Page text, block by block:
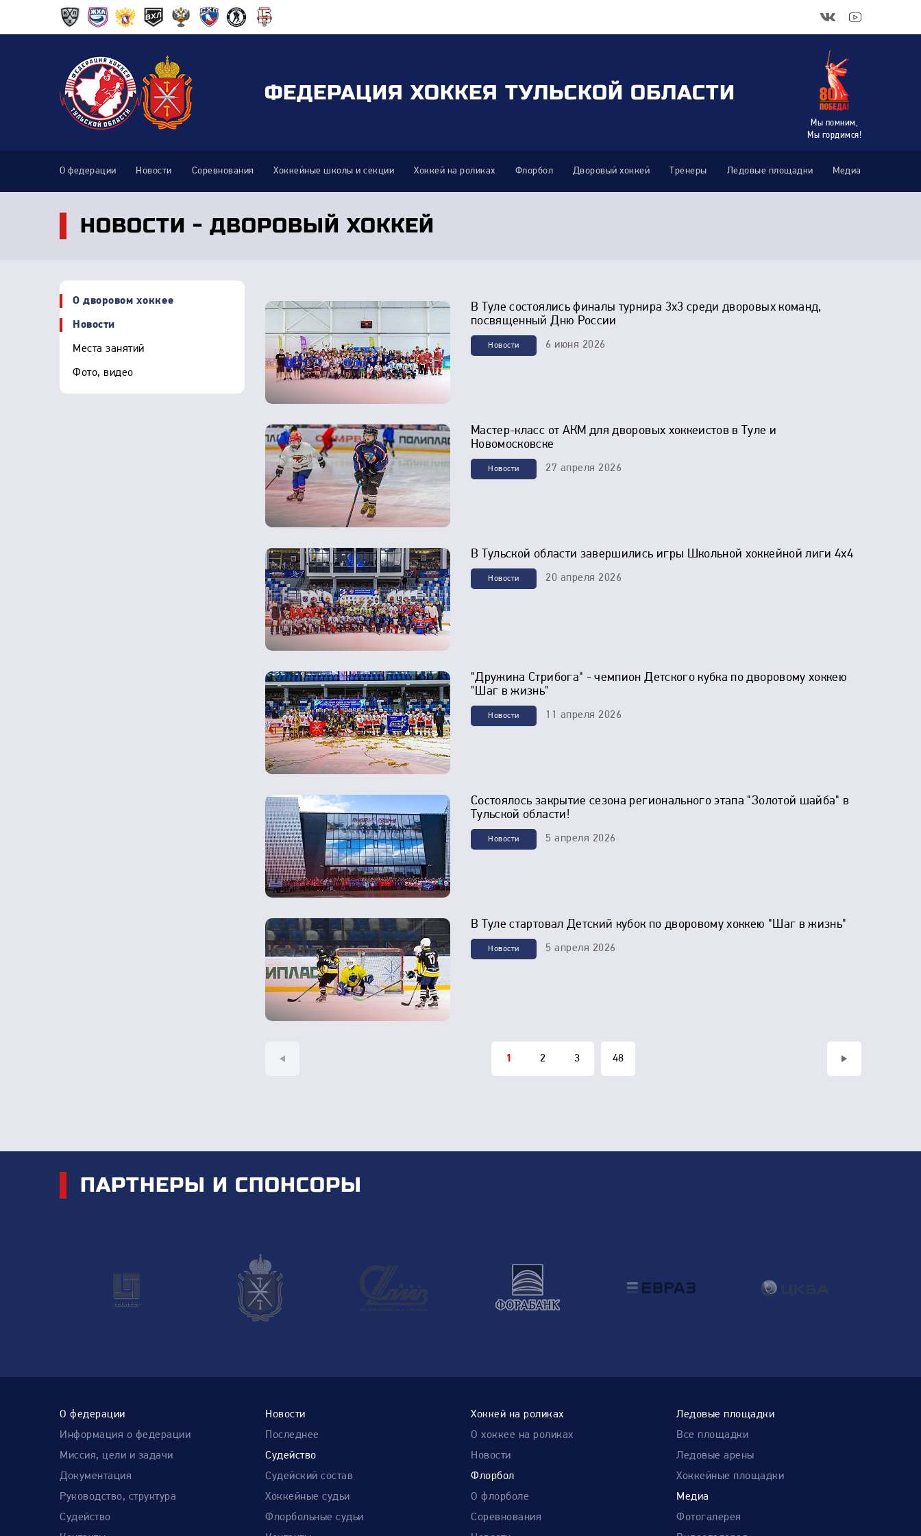
ФЕДЕРАЦИЯ ХОККЕЯ ТУЛЬСКОЙ ОБЛАСТИ
Мы помним,
Мы гордимся!
О федерации Новости Соревнования Хоккейные школы и секции Хоккей на роликах Флорбол Дворовый хоккей Тренеры Ледовые площадки Медиа
НОВОСТИ - ДВОРОВЫЙ ХОККЕЙ
О дворовом хоккее
Новости
Места занятий
Фото, видео
В Туле состоялись финалы турнира 3х3 среди дворовых команд,
посвященный Дню России
Новости 6 июня 2026
Мастер-класс от АКМ для дворовых хоккеистов в Туле и
Новомосковске
Новости 27 апреля 2026
В Тульской области завершились игры Школьной хоккейной лиги 4х4
Новости 20 апреля 2026
"Дружина Стрибога" - чемпион Детского кубка по дворовому хоккею
"Шаг в жизнь"
Новости 11 апреля 2026
Состоялось закрытие сезона регионального этапа "Золотой шайба" в
Тульской области!
Новости 5 апреля 2026
В Туле стартовал Детский кубок по дворовому хоккею "Шаг в жизнь"
Новости 5 апреля 2026
1
2 3 48
ПАРТНЕРЫ И СПОНСОРЫ
О федерации
Информация о федерации
Миссия, цели и задачи
Документация
Руководство, структура
Судейство
Новости
Последнее
Судейство
Судейский состав
Хоккейные судьи
Флорбольные судьи
Хоккей на роликах
О хоккее на роликах
Новости
Флорбол
О флорболе
Соревнования
Ледовые площадки
Все площадки
Ледовые арены
Хоккейные площадки
Медиа
Фотогалерея